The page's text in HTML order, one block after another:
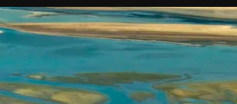
Для партнёров
Открыть приложение